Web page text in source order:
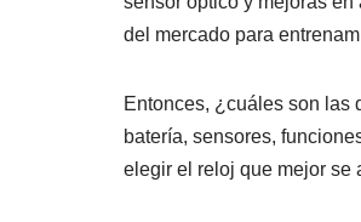
del mercado para
Entonces, ¿cuáles son las
batería, sensores,
elegir el reloj que mejor se